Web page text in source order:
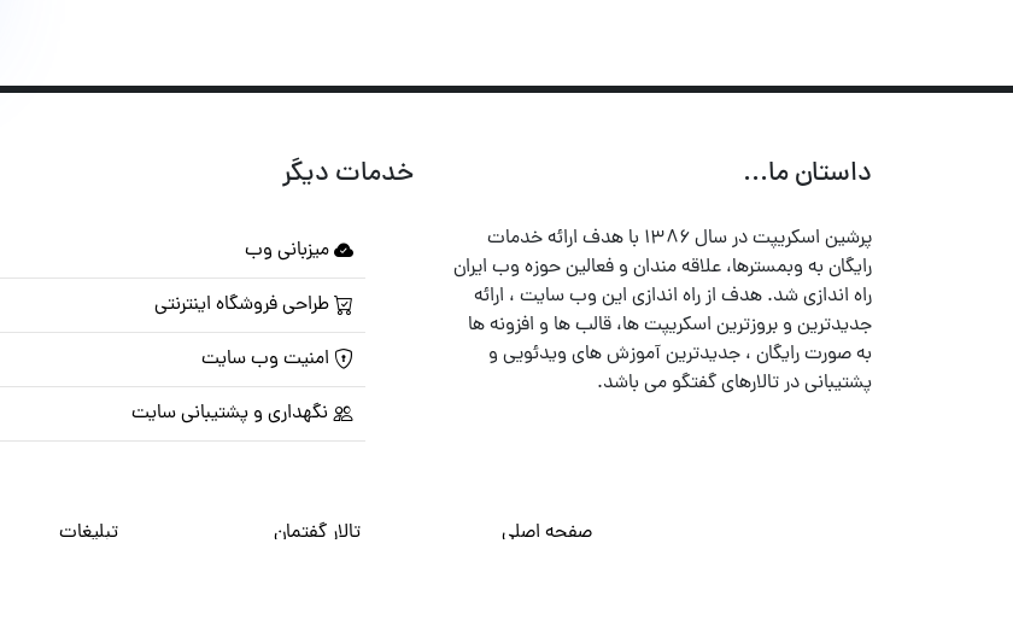
داستان ما...
پرشین اسکریپت در سال ۱۳۸۶ با هدف ارائه خدمات
رایگان به وبمسترها، علاقه مندان و فعالین حوزه وب ایران
راه اندازی شد. هدف از راه اندازی این وب سایت ، ارائه
جدیدترین و بروزترین اسکریپت ها، قالب ها و افزونه ها
به صورت رایگان ، جدیدترین آموزش های ویدئویی و
پشتیبانی در تالارهای گفتگو می باشد.
خدمات دیگر
میزبانی وب
طراحی فروشگاه اینترنتی
امنیت وب سایت
نگهداری و پشتیبانی سایت
صفحه اصلی تالار گفتمان تبلیغات